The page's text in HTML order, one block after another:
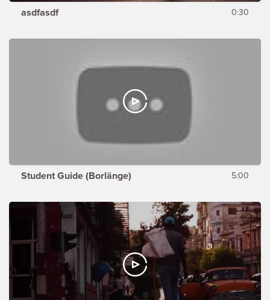
asdfasdf 0:30
Student Guide (Borlänge) 5:00